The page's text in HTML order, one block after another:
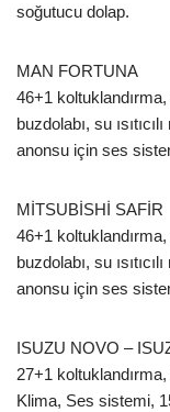
soğutucu dolap.
MAN FORTUNA
46+1
buzdolabı, su
anonsu için ses
MİTSUBİSHİ SAFİR
46+1
buzdolabı, su
anonsu için ses
ISUZU NOVO –
27+1
Klima, Ses sistemi,